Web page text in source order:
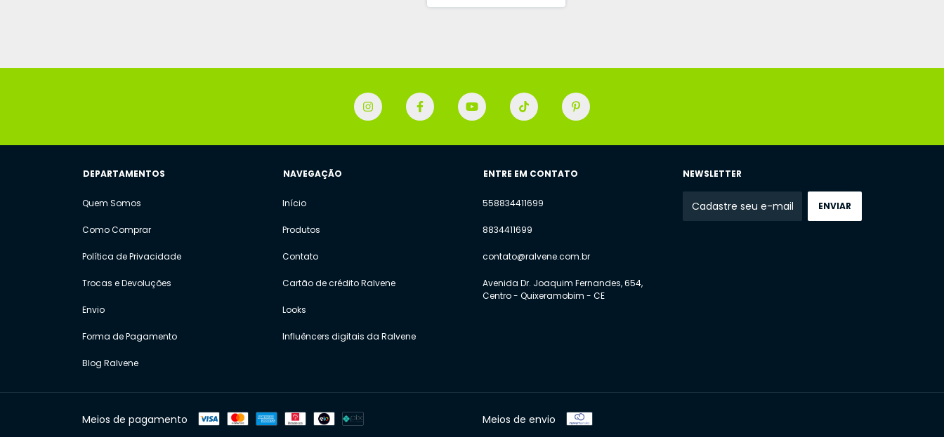
DEPARTAMENTOS
Quem Somos
Como Comprar
Política de Privacidade
Trocas e Devoluções
Envio
Forma de Pagamento
Blog Ralvene
NAVEGAÇÃO
Início
Produtos
Contato
Cartão de crédito Ralvene
Looks
Influêncers digitais da Ralvene
ENTRE EM CONTATO
558834411699
8834411699
contato@ralvene.com.br
Avenida Dr. Joaquim Fernandes, 654,
Centro - Quixeramobim - CE
NEWSLETTER
Meios de pagamento Meios de envio